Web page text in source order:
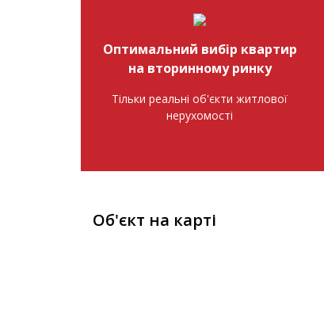
Оптимальний вибір квартир
на вторинному ринку
Тільки реальні об'єкти житлової
нерухомості
Об'єкт на карті